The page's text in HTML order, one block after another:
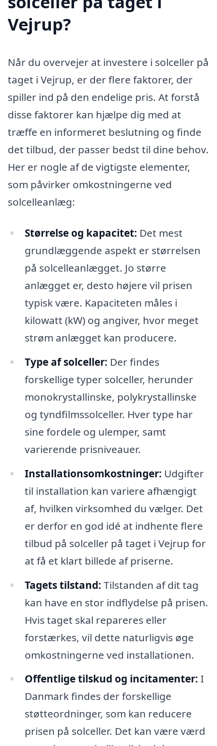
Vejrup?
Når du overvejer at investere i solceller på
taget i Vejrup, er der flere faktorer, der
spiller ind på den endelige pris. At forstå
disse faktorer kan hjælpe dig med at
træffe en informeret beslutning og finde
det tilbud, der passer bedst til dine behov.
Her er nogle af de vigtigste elementer,
som påvirker omkostningerne ved
solcelleanlæg:
Størrelse og kapacitet: Det mest
grundlæggende aspekt er størrelsen
på solcelleanlægget. Jo større
anlægget er, desto højere vil prisen
typisk være. Kapaciteten måles i
kilowatt (kW) og angiver, hvor meget
strøm anlægget kan producere.
Type af solceller: Der findes
forskellige typer solceller, herunder
monokrystallinske, polykrystallinske
og tyndfilmssolceller. Hver type har
sine fordele og ulemper, samt
varierende prisniveauer.
Installationsomkostninger: Udgifter
til installation kan variere afhængigt
af, hvilken virksomhed du vælger. Det
er derfor en god idé at indhente flere
tilbud på solceller på taget i Vejrup for
at få et klart billede af priserne.
Tagets tilstand: Tilstanden af dit tag
kan have en stor indflydelse på prisen.
Hvis taget skal repareres eller
forstærkes, vil dette naturligvis øge
omkostningerne ved installationen.
Offentlige tilskud og incitamenter: I
Danmark findes der forskellige
støtteordninger, som kan reducere
prisen på solceller. Det kan være værd